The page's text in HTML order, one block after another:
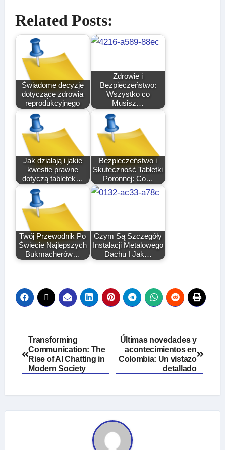
Related Posts:
Świadome decyzje
dotyczące zdrowia
reprodukcyjnego
Zdrowie i
Bezpieczeństwo:
Wszystko co
Musisz…
Jak działają i jakie
kwestie prawne
dotyczą tabletek…
Bezpieczeństwo i
Skuteczność Tabletki
Poronnej: Co…
Twój Przewodnik Po
Świecie Najlepszych
Bukmacherów…
Czym Są Szczegóły
Instalacji Metalowego
Dachu I Jak…
Post
navigation
Transforming
Communication: The
Rise of AI Chatting in
Modern Society
Últimas novedades y
acontecimientos en
Colombia: Un vistazo
detallado